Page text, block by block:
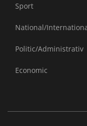
Sport
National/
Politic/Administrativ
Economic